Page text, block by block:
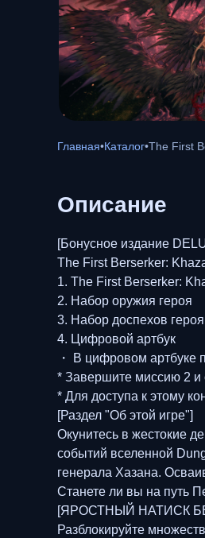
Главная•Каталог•The First
Описание
[Бонусное издание
The First Berserker:
1. The First Berserker:
2. Набор оружия героя
3. Набор доспехов героя
4. Цифровой артбук
・ В цифровом артбуке
* Завершите миссию 2 и
* Для доступа к этому
[Раздел "Об этой игре"]
Окунитесь в жестокие
событий вселенной
генерала Хазана.
Станете ли вы на путь
[ЯРОСТНЫЙ НАТИСК
Разблокируйте